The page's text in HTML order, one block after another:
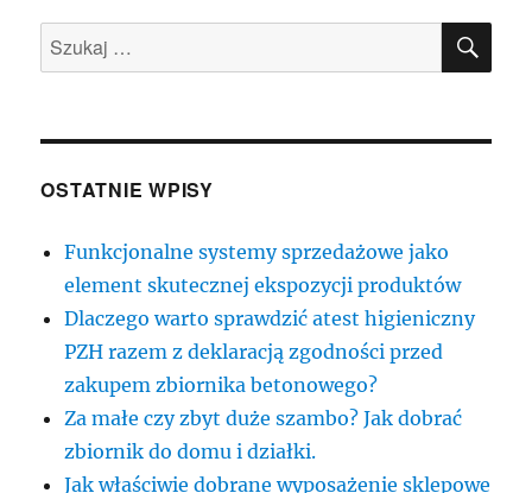
Szukaj:
OSTATNIE WPISY
Funkcjonalne systemy sprzedażowe jako
element skutecznej ekspozycji produktów
Dlaczego warto sprawdzić atest higieniczny
PZH razem z deklaracją zgodności przed
zakupem zbiornika betonowego?
Za małe czy zbyt duże szambo? Jak dobrać
zbiornik do domu i działki.
Jak właściwie dobrane wyposażenie sklepowe